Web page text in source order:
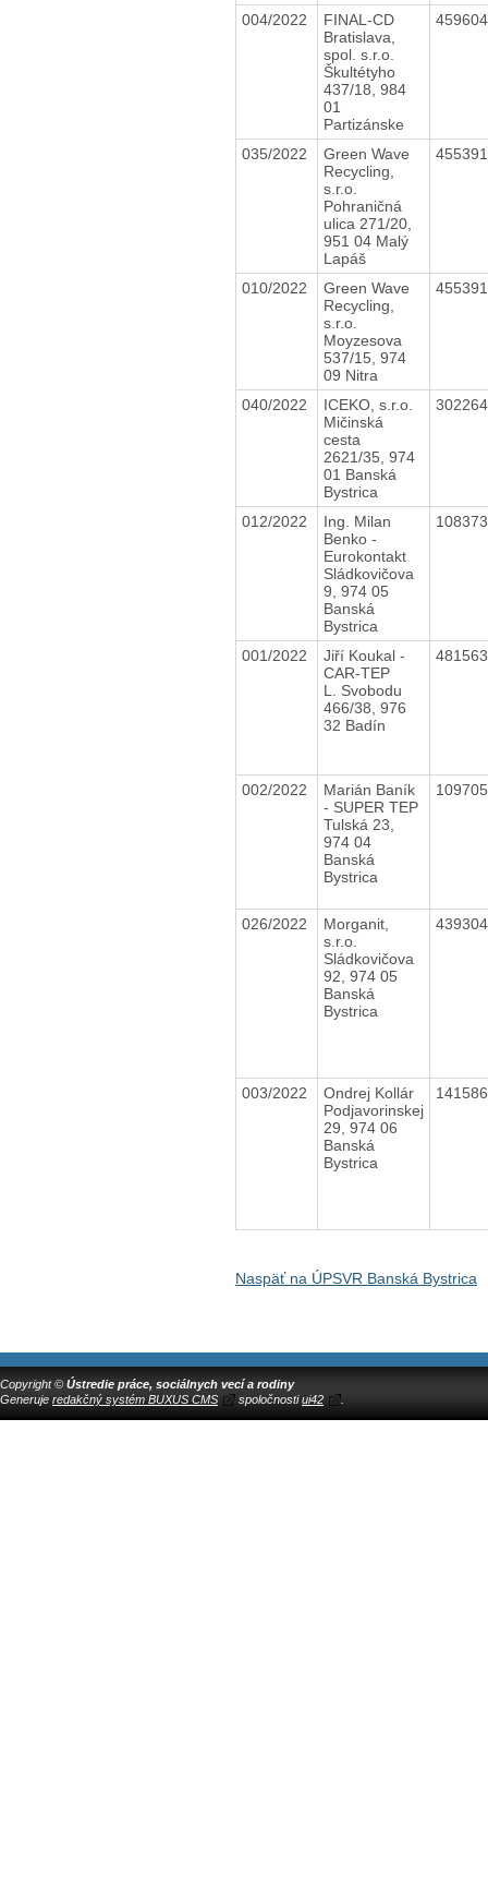
004/2022
FINAL-CD
Bratislava,
spol. s.r.o.
Škultétyho
437/18, 984
01
Partizánske
035/2022
Green Wave
Recycling,
s.r.o.
Pohraničná
ulica 271/20,
951 04 Malý
Lapáš
010/2022
Green Wave
Recycling,
s.r.o.
Moyzesova
537/15, 974
09 Nitra
040/2022
ICEKO, s.r.o.
Mičinská
cesta
2621/35, 974
01 Banská
Bystrica
012/2022
Ing. Milan
Benko -
Eurokontakt
Sládkovičova
9, 974 05
Banská
Bystrica
001/2022
Jiří Koukal -
CAR-TEP
L. Svobodu
466/38, 976
32 Badín
002/2022
Marián Baník
- SUPER TEP
Tulská 23,
974 04
Banská
Bystrica
026/2022
Morganit,
s.r.o.
Sládkovičova
92, 974 05
Banská
Bystrica
003/2022
Ondrej Kollár
Podjavorinskej
29, 974 06
Banská
Bystrica
Naspäť na ÚPSVR Banská Bystrica
Copyright © Ústredie práce, sociálnych vecí a rodiny
Generuje redakčný systém BUXUS CMS spoločnostiui42